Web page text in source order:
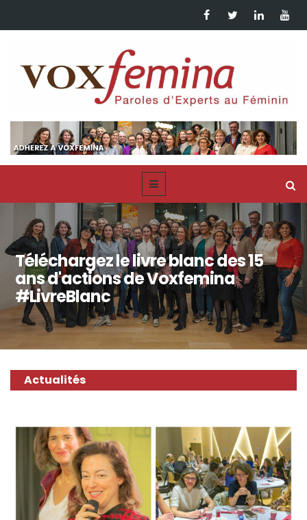
Téléchargez le livre blanc des 15
ans d'actions de Voxfemina
#LivreBlanc
Actualités